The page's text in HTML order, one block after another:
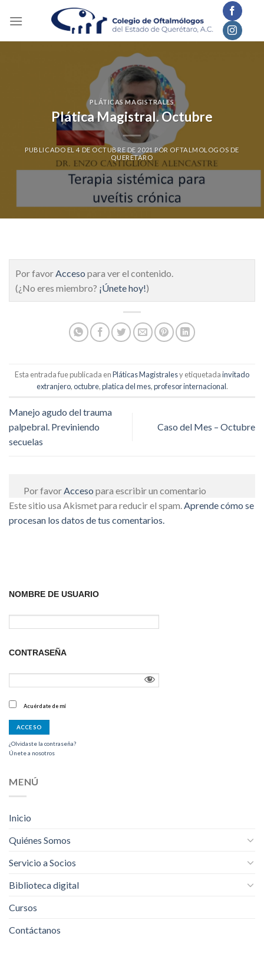
PLÁTICAS MAGISTRALES
Plática Magistral. Octubre
PUBLICADO EL4 DE OCTUBRE DE 2021 POR OFTALMOLOGOS DE
QUERETARO
Por favorAcceso para ver el contenido.
(¿No eres miembro? ¡Únete hoy!)
Esta entrada fue publicada enPláticas Magistralesy etiquetadainvitado
extranjero,octubre,platica del mes,profesor internacional.
Manejo agudo del trauma
palpebral. Previniendo
secuelas
Caso del Mes – Octubre
Por favor Acceso para escribir un comentario
Este sitio usa Akismet para reducir el spam. Aprende cómo se
procesan los datos de tus comentarios.
NOMBRE DE USUARIO
CONTRASEÑA
Acuérdate de mí
¿Olvidaste la contraseña?
Únete a nosotros
MENÚ
Inicio
Quiénes Somos
Servicio a Socios
Biblioteca digital
Cursos
Contáctanos